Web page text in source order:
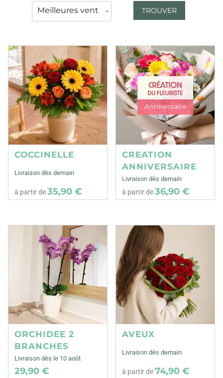
TROUVER
COCCINELLE
Livraison dès demain
à partir de35,90 €
CREATION
ANNIVERSAIRE
Livraison dès demain
à partir de36,90 €
ORCHIDEE 2
BRANCHES
Livraison dès le 10 août
29,90 €
AVEUX
Livraison dès demain
à partir de74,90 €